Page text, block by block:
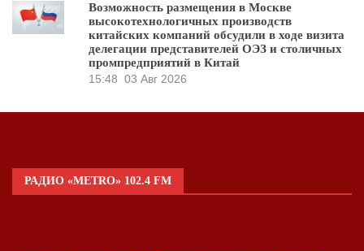
Возможность размещения в Москве
высокотехнологичных производств
китайских компаний обсудили в ходе визита
делегации представителей ОЭЗ и столичных
промпредприятий в Китай
15:48 03 Авг 2026
РАДИО «METRO» 102.4 FM